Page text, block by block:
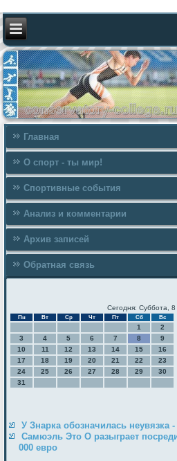
Главная
О спорт - ты мир!
Спортивные события
Анализ и комментарии
Архив записей
Обратная связь
Сегодня: Суббота, 8
Пн Вт Ср Чт Пт Сб Вс
1
2
3
4 5 6 7 8
9
10
11 12 13 14 15
16
17
18 19 20 21 22
23
24
25 26 27 28 29
30
31
У Знарка обозначилась неувязка
Самюэль Это О разыграет
000 евро